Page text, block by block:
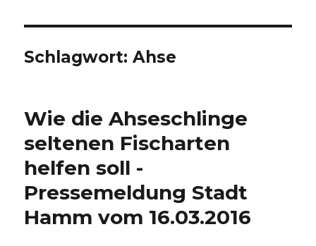
Schlagwort:Ahse
Wie die Ahseschlinge
seltenen Fischarten
helfen soll ­-
Pressemeldung Stadt
Hamm vom 16.03.2016